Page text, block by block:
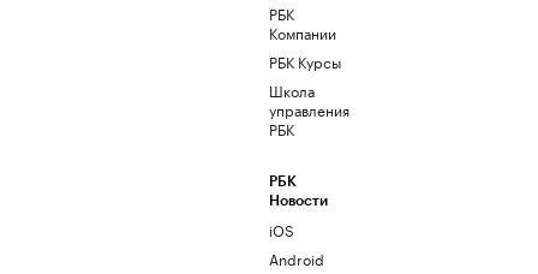
РБК
Компании
РБК Курсы
Школа
управления
РБК
РБК
Новости
iOS
Android